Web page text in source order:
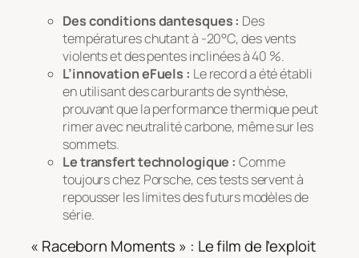
Des conditions dantesques : Des
températures chutant à -20°C, des vents
violents et des pentes inclinées à 40 %.
L’innovation eFuels : Le record a été établi
en utilisant des carburants de synthèse,
prouvant que la performance thermique peut
rimer avec neutralité carbone, même sur les
sommets.
Le transfert technologique : Comme
toujours chez Porsche, ces tests servent à
repousser les limites des futurs modèles de
série.
« Raceborn Moments » : Le film de l’exploit